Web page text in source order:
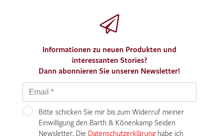
Informationen zu neuen Produkten und
interessanten Stories?
Dann abonnieren Sie unseren Newsletter!
Bitte schicken Sie mir bis zum Widerruf meiner
Einwilligung den Barth & Könenkamp Seiden
Newsletter. Die Datenschutzerklärunghabe ich